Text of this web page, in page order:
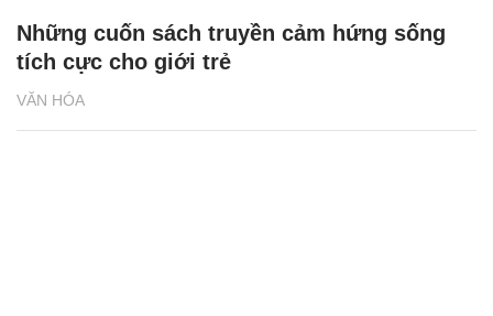
VĂN HÓA
Những cuốn sách truyền cảm hứng sống
tích cực cho giới trẻ